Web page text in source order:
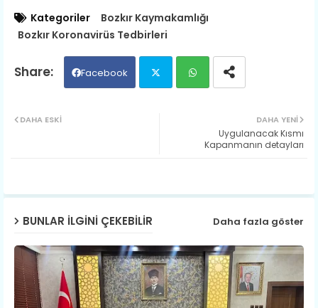
Kategoriler
Bozkır Kaymakamlığı
Bozkır Koronavirüs Tedbirleri
Facebook
p
DAHA YENI
Uygulanacak Kısmı
Kapanmanın detayları
DAHA ESKI
BUNLAR ILGINI ÇEKEBILIR Daha fazla göster